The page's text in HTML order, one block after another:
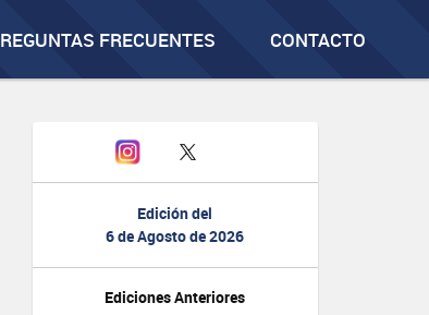
FRECUENTES CONTACTO
Edición del
6 de Agosto de 2026
Ediciones Anteriores